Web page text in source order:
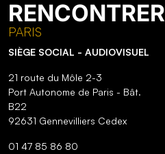
RENCONTRER
PARIS
SIÈGE SOCIAL - AUDIOVISUEL
21 route du Môle 2-3
Port Autonome de Paris - Bât.
B22
92631 Gennevilliers Cedex
01 47 85 86 80